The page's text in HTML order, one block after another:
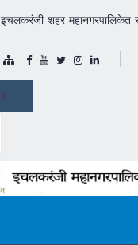
इचलकरंजी शहर महानगरपालिकेत